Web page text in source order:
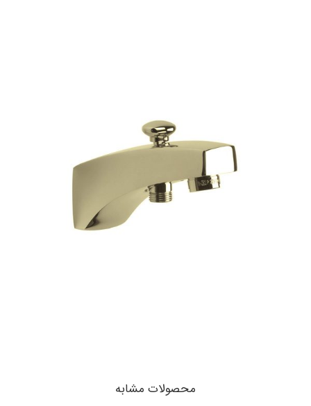
محصولات مشابه